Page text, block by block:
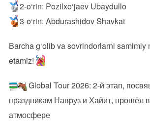
2-o‘rin: Pozilxo‘jaev Ubaydullo
3-o‘rin: Abdurashidov Shavkat
Barcha g‘olib va sovrindorlarni samimiy
etamiz!
Global Tour 2026: 2-й этап,
праздникам Навруз и Хайит, прошёл
атмосфере